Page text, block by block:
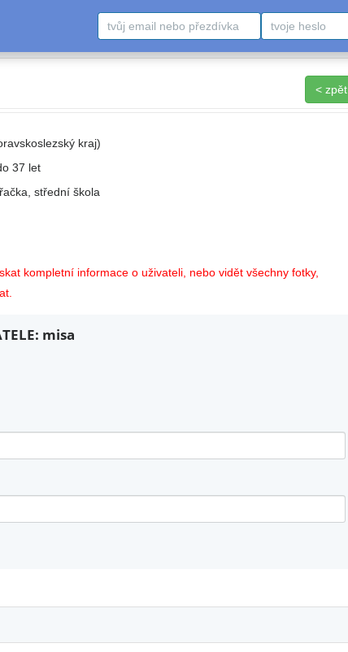
< zpět
kraj)
37 let
střední škola
kompletní informace o uživateli, nebo vidět všechny fotky,
misa